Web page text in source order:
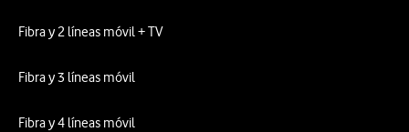
Fibra y 2 líneas móvil + TV
Fibra y 3 líneas móvil
Fibra y 4 líneas móvil